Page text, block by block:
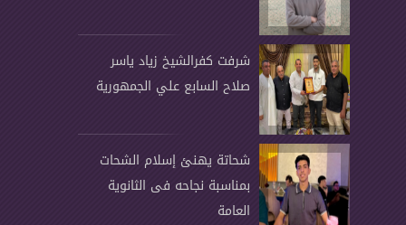
شرفت كفرالشيخ زياد ياسر
صلاح السابع علي الجمهورية
شحاتة يهنئ إسلام الشحات
بمناسبة نجاحه فى الثانوية
العامة